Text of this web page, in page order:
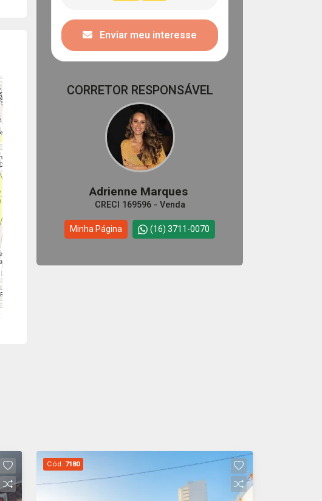
Enviar meu interesse
CORRETOR RESPONSÁVEL
Adrienne Marques
CRECI 169596 - Venda
Minha Página (16) 3711-0070
Cód. 7180